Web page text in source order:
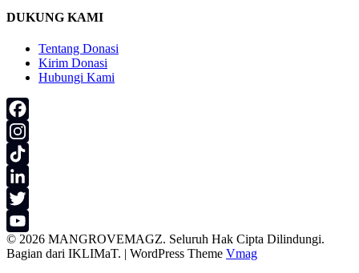
DUKUNG KAMI
Tentang Donasi
Kirim Donasi
Hubungi Kami
Facebook
Instagram
TikTok
LinkedIn
Twitter
YouTube
© 2026 MANGROVEMAGZ. Seluruh Hak Cipta Dilindungi.
Bagian dari IKLIMaT. | WordPress Theme Vmag